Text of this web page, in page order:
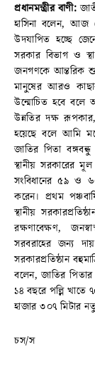
প্রধানমন্ত্রীর বাণী:
হাসিনা বলেন, আজ
উদযাপিত হচ্ছে
সরকার বিভাগ ও
জনগণকে আন্তরিক
মানুষের আরও
উন্মোচিত হবে বলে
উন্নতির দক্ষ
হয়েছে বলে আমি মনে
জাতির পিতা
স্থানীয় সরকারের মূল
সংবিধানের ৫৯ ও
করেন। প্রথম
স্থানীয়
রক্ষণাবেক্ষণ,
সরবরাহের জন্য
সরকারপ্রতিষ্ঠান
বলেন, জাতির
১৪ বছরে পল্লি
হাজার ৩০৭ মিটার
চস/স